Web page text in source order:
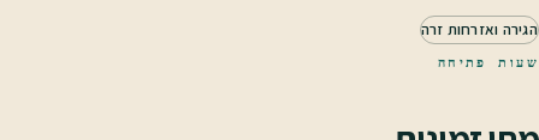
הגירה ואזרחות זרה
שעות פתיחה